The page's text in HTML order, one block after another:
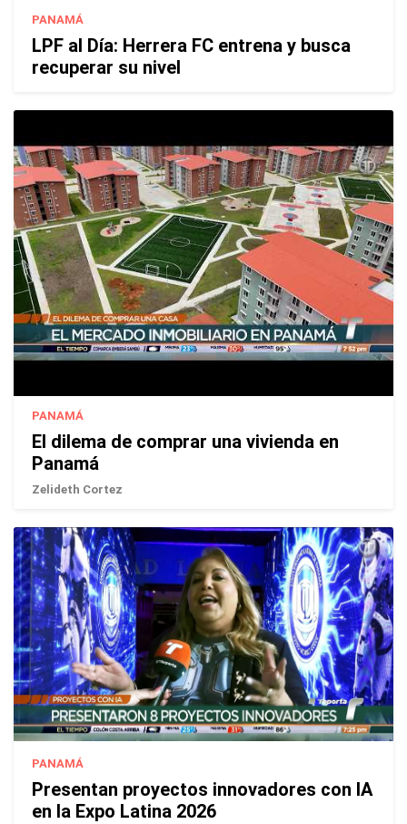
PANAMÁ
LPF al Día: Herrera FC entrena y busca
recuperar su nivel
PANAMÁ
El dilema de comprar una vivienda en
Panamá
Zelideth Cortez
PANAMÁ
Presentan proyectos innovadores con IA
en la Expo Latina 2026